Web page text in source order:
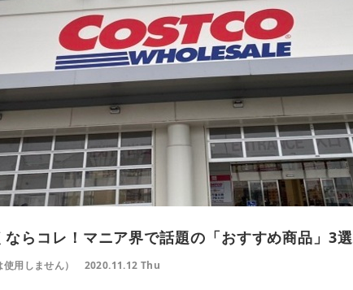
ならコレ！マニア界で話題の「おすすめ商品」3選
用しません） 2020.11.12 Thu